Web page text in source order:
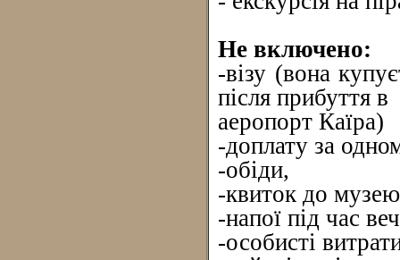
Не включено:
-візу (вона
після прибуття в
аеропорт Каїра)
-доплату за
-обіди,
-квиток до
-напої під час
-особисті